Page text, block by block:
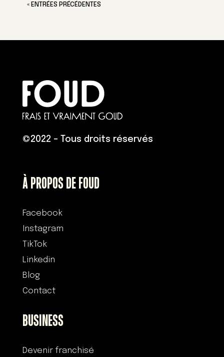
« ENTRÉES PRÉCÉDENTES
©2022 – Tous droits réservés
À PROPOS DE FOUD
Facebook
Instagram
TikTok
Linkedin
Blog
Contact
BUSINESS
Devenir franchisé